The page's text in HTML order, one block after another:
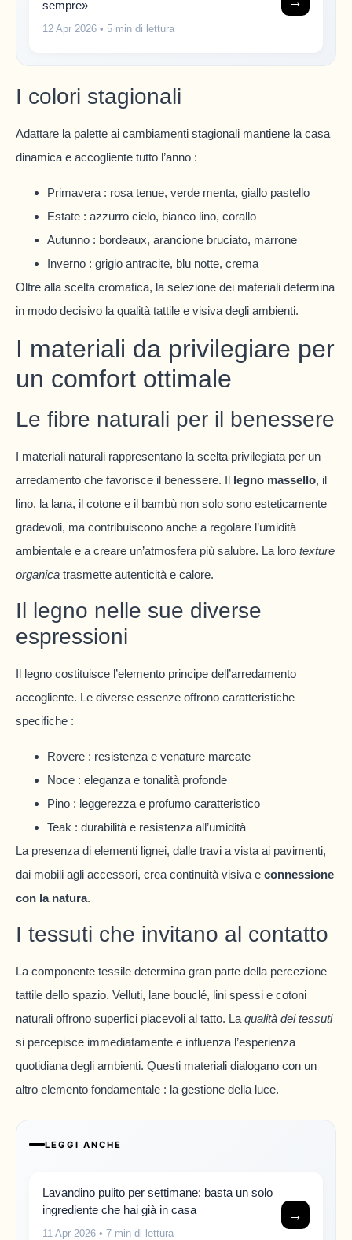
sempre»
12 Apr 2026 • 5 min di lettura
I colori stagionali
Adattare la palette ai cambiamenti stagionali mantiene la casa
dinamica e accogliente tutto l’anno :
Primavera : rosa tenue, verde menta, giallo pastello
Estate : azzurro cielo, bianco lino, corallo
Autunno : bordeaux, arancione bruciato, marrone
Inverno : grigio antracite, blu notte, crema
Oltre alla scelta cromatica, la selezione dei materiali determina
in modo decisivo la qualità tattile e visiva degli ambienti.
I materiali da privilegiare per
un comfort ottimale
Le fibre naturali per il benessere
I materiali naturali rappresentano la scelta privilegiata per un
arredamento che favorisce il benessere. Il legno massello, il
lino, la lana, il cotone e il bambù non solo sono esteticamente
gradevoli, ma contribuiscono anche a regolare l’umidità
ambientale e a creare un’atmosfera più salubre. La loro texture
organica trasmette autenticità e calore.
Il legno nelle sue diverse
espressioni
Il legno costituisce l’elemento principe dell’arredamento
accogliente. Le diverse essenze offrono caratteristiche
specifiche :
Rovere : resistenza e venature marcate
Noce : eleganza e tonalità profonde
Pino : leggerezza e profumo caratteristico
Teak : durabilità e resistenza all’umidità
La presenza di elementi lignei, dalle travi a vista ai pavimenti,
dai mobili agli accessori, crea continuità visiva e connessione
con la natura.
I tessuti che invitano al contatto
La componente tessile determina gran parte della percezione
tattile dello spazio. Velluti, lane bouclé, lini spessi e cotoni
naturali offrono superfici piacevoli al tatto. La qualità dei tessuti
si percepisce immediatamente e influenza l’esperienza
quotidiana degli ambienti. Questi materiali dialogano con un
altro elemento fondamentale : la gestione della luce.
LEGGI ANCHE
Lavandino pulito per settimane: basta un solo
ingrediente che hai già in casa
11 Apr 2026 • 7 min di lettura
→